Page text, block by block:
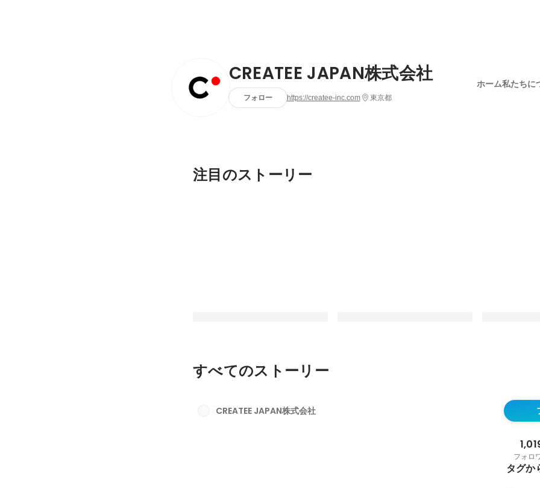
CREATEE JAPAN株式会社
フォロー https://createe-inc.com 東京都
ホーム私たちに
注目のストーリー
CREATEEのチーム力
最新順で表示
けた、
最新順で表示
すべてのストーリー
CREATEE JAPAN株式会社
フォロ
タグか